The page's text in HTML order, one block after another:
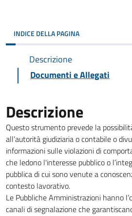
INDICE DELLA PAGINA
Descrizione
Documenti e Allegati
Descrizione
Questo strumento prevede la
all’autorità giudiziaria o contabile o
informazioni sulle violazioni di
che ledono l'interesse pubblico o
pubblica di cui sono venute a
contesto lavorativo.
Le Pubbliche Amministrazioni hanno
canali di segnalazione che